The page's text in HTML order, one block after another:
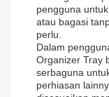
pengguna
atau bagasi
perlu.
Dalam
Organizer Tray
serbaguna
perhiasan